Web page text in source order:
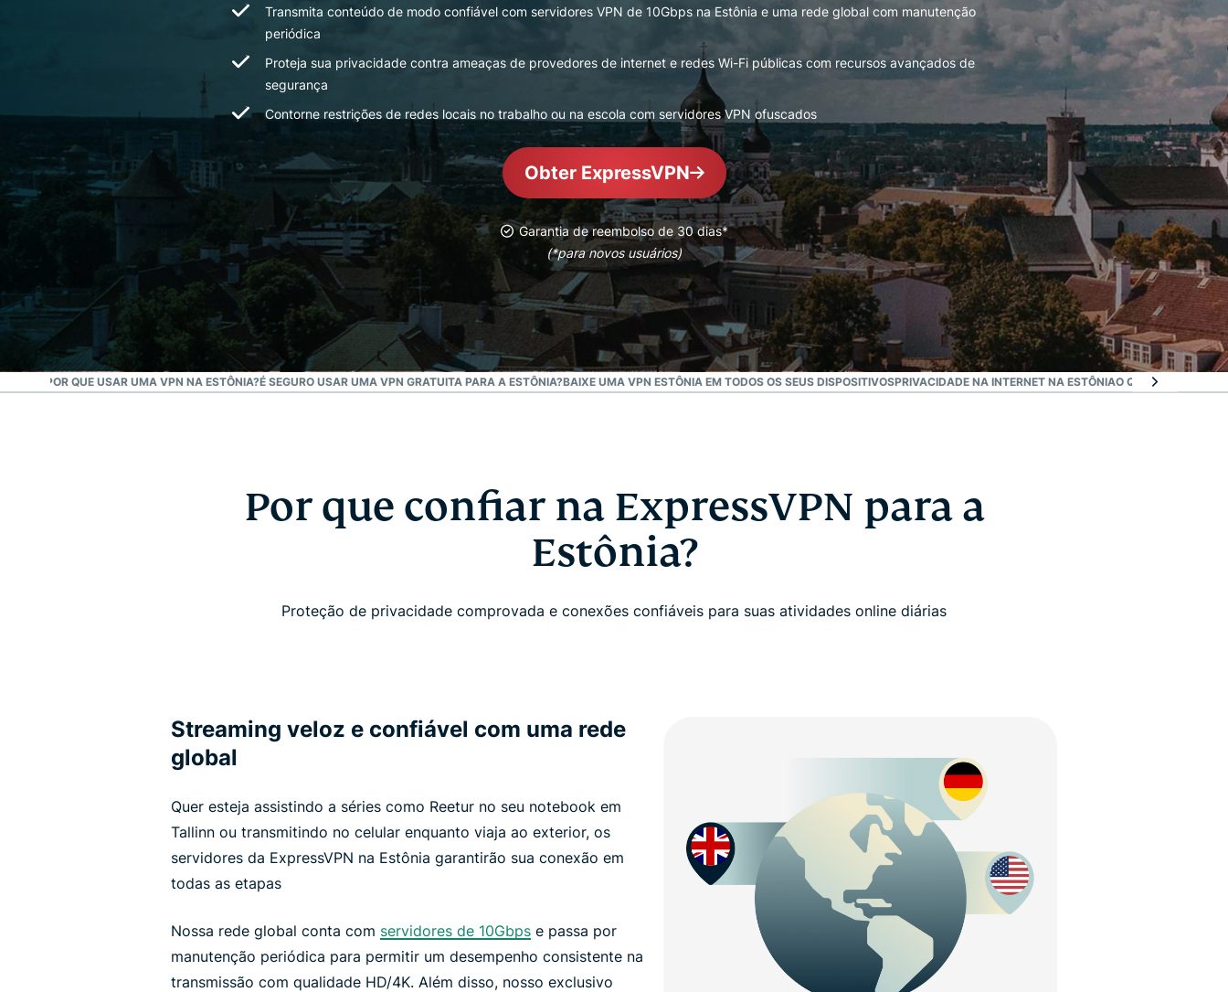
autenticação
muito mais.
computação
inteligência
privacidade.
Identity
Defender
Poderosa suíte
para proteção
de identidade,
monitoramento
e remoção de
dados.
Transmita conteúdo de modo confiável com servidores VPN de 10Gbps na Estônia e uma rede global com manutenção
periódica
Proteja sua privacidade contra ameaças de provedores de internet e redes Wi-Fi públicas com recursos avançados de
segurança
Contorne restrições de redes locais no trabalho ou na escola com servidores VPN ofuscados
Obter ExpressVPN
Garantia de reembolso de 30 dias*
(*para novos usuários)
POR QUE USAR UMA VPN NA ESTÔNIA?É SEGURO USAR UMA VPN GRATUITA PARA A ESTÔNIA?BAIXE UMA VPN ESTÔNIA EM TODOS OS SEUS DISPOSITIVOSPRIVACIDADE NA INTERNET NA ESTÔNIAO QUE MAIS VOCÊ
Por que confiar na ExpressVPN para a
Estônia?
Proteção de privacidade comprovada e conexões confiáveis ​​para suas atividades online diárias
Streaming veloz e confiável com uma rede
global
Quer esteja assistindo a séries como Reetur no seu notebook em
Tallinn ou transmitindo no celular enquanto viaja ao exterior, os
servidores da ExpressVPN na Estônia garantirão sua conexão em
todas as etapas
Nossa rede global conta com servidores de 10Gbps e passa por
manutenção periódica para permitir um desempenho consistente na
transmissão com qualidade HD/4K. Além disso, nosso exclusivo